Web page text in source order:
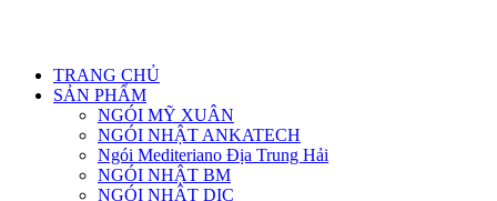
TRANG CHỦ
SẢN PHẨM
NGÓI MỸ XUÂN
NGÓI NHẬT ANKATECH
Ngói Mediteriano Địa Trung Hải
NGÓI NHẬT BM
NGÓI NHẬT DIC